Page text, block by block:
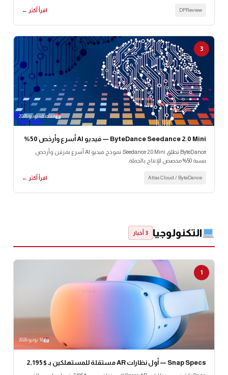
DPReview اقرأ أكثر ←
3
منتصف يونيو 2026
ByteDance Seedance 2.0 Mini — فيديو AI أسرع وأرخص 50%
ByteDance تطلق Seedance 2.0 Mini، نموذج فيديو AI أسرع بمرتين وأرخص
بنسبة 50% مخصص للإنتاج بالجملة.
Atlas Cloud / ByteDance اقرأ أكثر ←
التكنولوجيا 3 أخبار
1
16 يونيو 2026
Snap Specs — أول نظارات AR مستقلة للمستهلكين بـ $2,195